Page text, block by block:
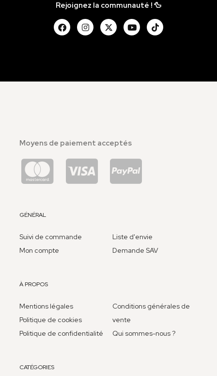
Rejoignez la communauté ! 🦆
Moyens de paiement acceptés
GÉNÉRAL
Suivi de commande
Mon compte
Liste d'envie
Demande SAV
À PROPOS
Mentions légales
Politique de cookies
Politique de confidentialité
Conditions générales de
vente
Qui sommes-nous ?
CATÉGORIES